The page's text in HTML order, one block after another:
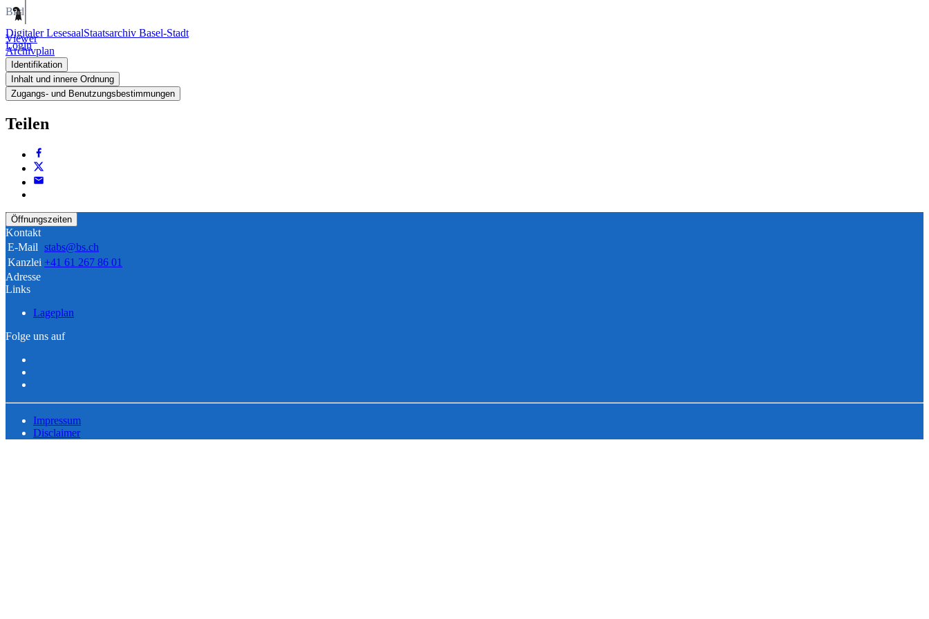
Digitaler LesesaalStaatsarchiv Basel-Stadt
Login
Bild
Viewer
Archivplan
Identifikation
Inhalt und innere Ordnung
Zugangs- und Benutzungsbestimmungen
Teilen
Öffnungszeiten
Kontakt
E-Mail stabs@bs.ch
Kanzlei +41 61 267 86 01
Adresse
Links
Lageplan
Folge uns auf
Impressum
Disclaimer